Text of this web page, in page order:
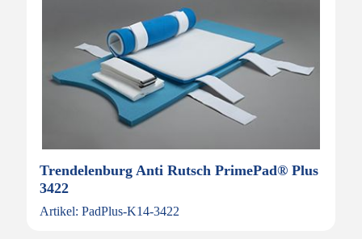
Trendelenburg Anti Rutsch PrimePad® Plus
3422
Artikel: PadPlus-K14-3422